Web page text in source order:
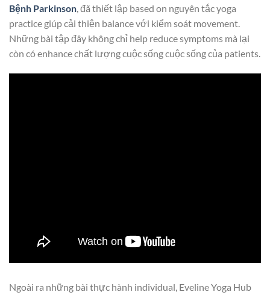
Bệnh Parkinson, đã thiết lập based on nguyên tắc yoga
practice giúp cải thiện balance với kiểm soát movement.
Những bài tập đây không chỉ help reduce symptoms mà lại
còn có enhance chất lượng cuộc sống cuộc sống của patients.
Ngoài ra những bài thực hành individual, Eveline Yoga Hub